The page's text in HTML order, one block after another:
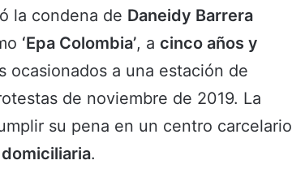
la condena de Daneidy Barrera
‘Epa Colombia’, a cinco años y
ocasionados a una estación de
de noviembre de 2019. La
su pena en un centro carcelario
.